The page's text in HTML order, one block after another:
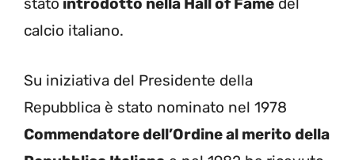
calcio italiano.
Su iniziativa del Presidente della
Repubblica è stato nominato nel 1978
Commendatore dell’Ordine al merito della